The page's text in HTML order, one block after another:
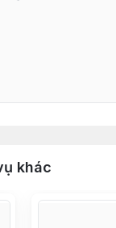
khác